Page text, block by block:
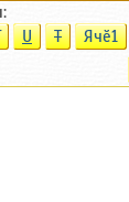
U T Ячӗ1